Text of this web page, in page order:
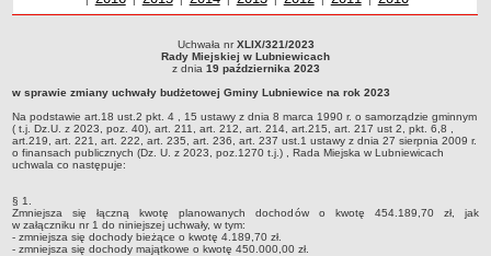
Współpraca zagraniczna
Aktualności
Obwieszczenia, ogłoszenia i komunikaty
Energia elektryczna
Uchwała nr XLIX/321/2023Rady Miejskiej w Lubniewicachz dnia 19 października
2023w sprawie zmiany uchwały budżetowej Gminy Lubniewice na rok 2023Na
gminnym ( t.j. Dz.U. z 2023, poz. 40), art. 211, art. 212, art. 214, art.215, art. 217 ust 2,
sierpnia 2009 r. o finansach publicznych (Dz. U. z 2023, poz.1270 t.j.) , Rada Miejska
w Lubniewicach uchwala co następuje:
Uchwała nrXLIX/321/2023
Rady Miejskiej w Lubniewicach
z dnia 19 października 2023
w sprawie zmiany uchwały budżetowej Gminy Lubniewice na rok 2023
Na podstawie art.18 ust.2 pkt. 4 , 15 ustawy z dnia 8 marca 1990 r. o samorządzie gminnym
( t.j. Dz.U. z 2023, poz. 40), art. 211, art. 212, art. 214, art.215, art. 217 ust 2, pkt. 6,8 ,
art.219, art. 221, art. 222, art. 235, art. 236, art. 237 ust.1 ustawy z dnia 27 sierpnia 2009 r.
o finansach publicznych (Dz. U. z 2023, poz.1270 t.j.) , Rada Miejska w Lubniewicach
uchwala co następuje:
§ 1.
Zmniejsza się łączną kwotę planowanych dochodów o kwotę 454.189,70 zł, jak
w załączniku nr 1 do niniejszej uchwały, w tym:
- zmniejsza się dochody bieżące o kwotę 4.189,70 zł.
- zmniejsza się dochody majątkowe o kwotę 450.000,00 zł.